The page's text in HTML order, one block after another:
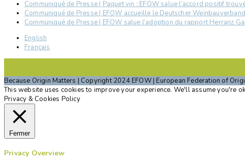
Communiqué de Presse | Paquet vin : EFOW salue l’accord positif
Communiqué de Presse | EFOW accueille le Deutscher
Communiqué de Presse | EFOW salue l’adoption du rapport Herranz
English
Français
Because Origin Matters | Copyright 2024 EFOW | European Federation of
This website uses cookies to improve your experience. We'll assume you're
Privacy & Cookies Policy
Fermer
Privacy Overview